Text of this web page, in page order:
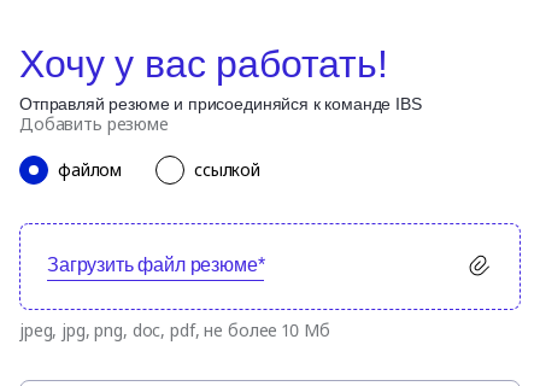
Хочу у вас работать!
Отправляй резюме и присоединяйся к команде IBS
Добавить резюме
файлом
ссылкой
Загрузить файл резюме*
jpeg, jpg, png, doc, pdf, не более 10 Мб